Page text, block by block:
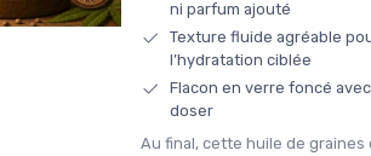
ni parfum ajouté
Texture fluide agréable
l’hydratation ciblée
Flacon en verre foncé
doser
Au final, cette huile de